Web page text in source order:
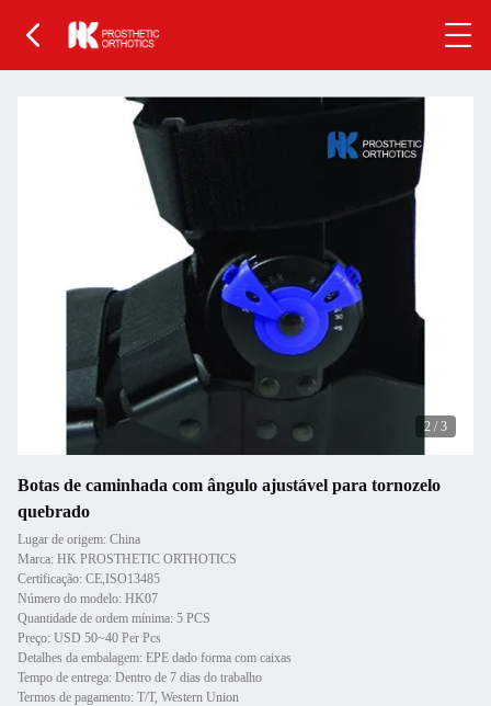
2 / 3
Botas de caminhada com ângulo ajustável para tornozelo
quebrado
Lugar de origem: China
Marca: HK PROSTHETIC ORTHOTICS
Certificação: CE,ISO13485
Número do modelo: HK07
Quantidade de ordem mínima: 5 PCS
Preço: USD 50~40 Per Pcs
Detalhes da embalagem: EPE dado forma com caixas
Tempo de entrega: Dentro de 7 dias do trabalho
Termos de pagamento: T/T, Western Union